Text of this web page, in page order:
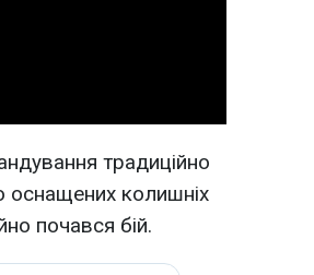
традиційно
оснащених колишніх
почався бій.